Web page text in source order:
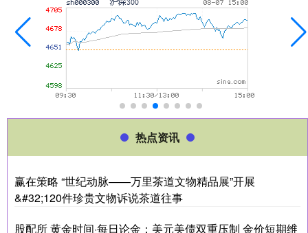
热点资讯
赢在策略 “世纪动脉——万里茶道文物精品展”开展
&#32;120件珍贵文物诉说茶道往事
股配所 黄金时间·每日论金：美元美债双重压制 金价短期维